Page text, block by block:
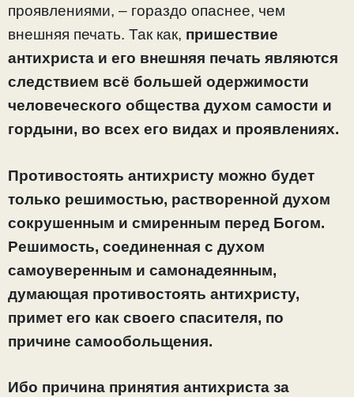
проявлениями, – гораздо опаснее, чем
внешняя печать. Так как, пришествие
антихриста и его внешняя печать являются
следствием всё большей одержимости
человеческого общества духом самости и
гордыни, во всех его видах и проявлениях.
Противостоять антихристу можно будет
только решимостью, растворенной духом
сокрушенным и смиренным перед Богом.
Решимость, соединенная с духом
самоуверенным и самонадеянным,
думающая противостоять антихристу,
примет его как своего спасителя, по
причине самообольщения.
Ибо причина принятия антихриста за